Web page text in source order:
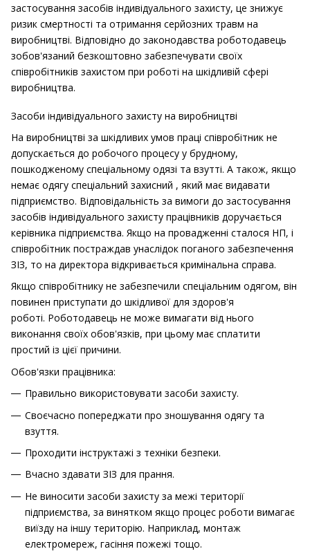
застосування засобів індивідуального захисту, це знижує
ризик смертності та отримання серйозних травм на
виробництві. Відповідно до законодавства роботодавець
зобов'язаний безкоштовно забезпечувати своїх
співробітників захистом при роботі на шкідливій сфері
виробництва.
Засоби індивідуального захисту на виробництві
На виробництві за шкідливих умов праці співробітник не
допускається до робочого процесу у брудному,
пошкодженому спеціальному одязі та взутті. А також, якщо
немає одягу спеціальний захисний , який має видавати
підприємство. Відповідальність за вимоги до застосування
засобів індивідуального захисту працівників доручається
керівника підприємства. Якщо на провадженні сталося НП, і
співробітник постраждав унаслідок поганого забезпечення
ЗІЗ, то на директора відкривається кримінальна справа.
Якщо співробітнику не забезпечили спеціальним одягом, він
повинен приступати до шкідливої ​​для здоров'я
роботі. Роботодавець не може вимагати від нього
виконання своїх обов'язків, при цьому має сплатити
простий із цієї причини.
Обов'язки працівника:
Правильно використовувати засоби захисту.
Своєчасно попереджати про зношування одягу та
взуття.
Проходити інструктажі з техніки безпеки.
Вчасно здавати ЗІЗ для прання.
Не виносити засоби захисту за межі території
підприємства, за винятком якщо процес роботи вимагає
виїзду на іншу територію. Наприклад, монтаж
електромереж, гасіння пожежі тощо.